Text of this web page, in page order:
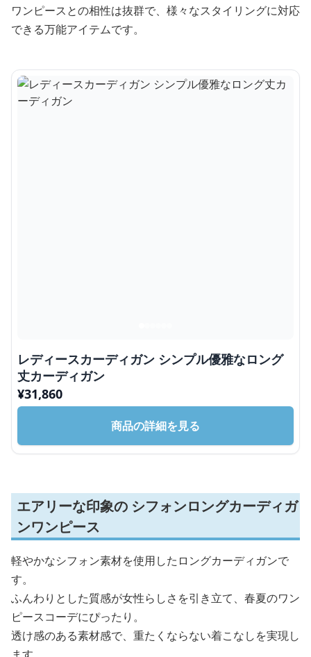
ワンピースとの相性は抜群で、様々なスタイリングに対応
できる万能アイテムです。
レディースカーディガン シンプル優雅なロング
丈カーディガン
¥31,860
商品の詳細を見る
エアリーな印象の シフォンロングカーディガ
ンワンピース
軽やかなシフォン素材を使用したロングカーディガンで
す。
ふんわりとした質感が女性らしさを引き立て、春夏のワン
ピースコーデにぴったり。
透け感のある素材感で、重たくならない着こなしを実現し